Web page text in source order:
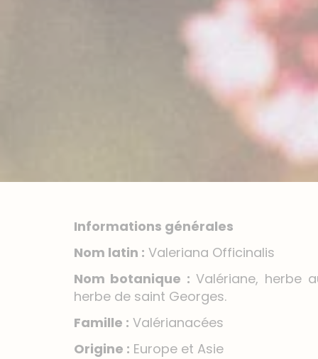
Informations générales
Nom latin : Valeriana Officinalis
Nom botanique : Valériane, herbe
herbe de saint Georges.
Famille : Valérianacées
Origine : Europe et Asie